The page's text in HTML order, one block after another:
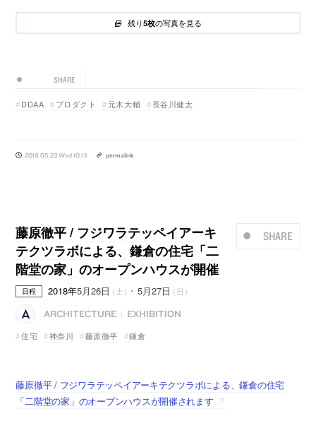
残り5枚の写真を見る
SHARE
DDAA プロダクト 元木大輔 長谷川健太
2018.05.23 Wed 10:13 permalink
SHARE
藤原徹平 / フジワラテッペイアーキ
テクツラボによる、鎌倉の住宅「二
階堂の家」のオープンハウスが開催
日程 2018年5月26日（土） ･ 5月27日（日）
ARCHITECTURE
EXHIBITION
住宅
神奈川 藤原徹平 鎌倉
藤原徹平 / フジワラテッペイアーキテクツラボによる、鎌倉の住宅
「二階堂の家」のオープンハウスが開催されます